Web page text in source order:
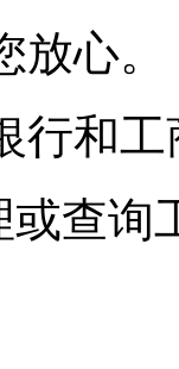
心。
行和
查询